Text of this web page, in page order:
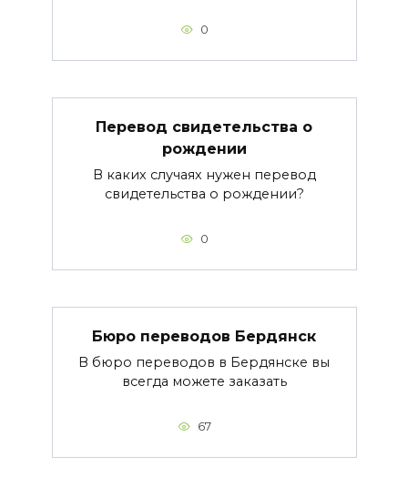
0
Перевод свидетельства о
рождении
В каких случаях нужен перевод
свидетельства о рождении?
0
Бюро переводов Бердянск
В бюро переводов в Бердянске вы
всегда можете заказать
67